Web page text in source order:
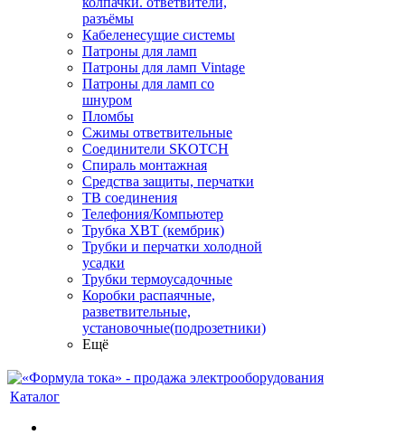
разъёмы
Кабеленесущие системы
Патроны для ламп
Патроны для ламп Vintage
Патроны для ламп со
шнуром
Пломбы
Сжимы ответвительные
Соединители SKOTCH
Спираль монтажная
Средства защиты, перчатки
ТВ соединения
Телефония/Компьютер
Трубка ХВТ (кембрик)
Трубки и перчатки холодной
усадки
Трубки термоусадочные
Коробки распаячные,
разветвительные,
установочные(подрозетники)
Ещё
Каталог